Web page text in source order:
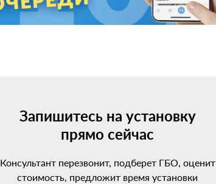
Запишитесь на установку
прямо сейчас
Консультант перезвонит, подберет ГБО, оценит
стоимость, предложит время установки